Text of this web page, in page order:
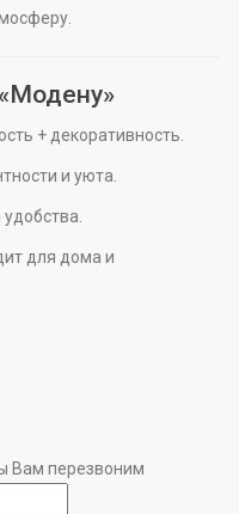
+ декоративность.
и уюта.
для дома и
Вам перезвоним